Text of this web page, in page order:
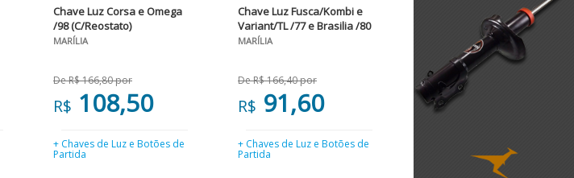
Chave Luz Corsa e Omega
/98 (C/Reostato)
MARÍLIA
De R$ 166,80 por
R$ 108,50
+ Chaves de Luz e Botões de
Partida
Chave Luz Fusca/Kombi e
Variant/TL /77 e Brasilia /80
MARÍLIA
De R$ 166,40 por
R$ 91,60
+ Chaves de Luz e Botões de
Partida